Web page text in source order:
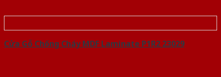
Cửa Gỗ Chống Cháy MDF Laminate P1R2 23029